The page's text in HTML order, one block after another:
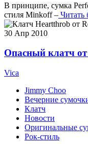
В принципе, сумка
стиля Minkoff – Читать
30 Апр 2010
Опасный клатч
Vica
Jimmy Choo
Вечерние
Клатч
Новости
Оригинальные
Рок-стиль